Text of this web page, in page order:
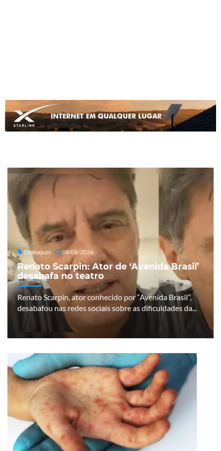
Destaques 08/08/2026
Renato Scarpin: Ator de ‘Avenida Brasil’
desabafa no teatro
Renato Scarpin, ator conhecido por “Avenida Brasil”,
desabafou nas redes sociais sobre as dificuldades da...